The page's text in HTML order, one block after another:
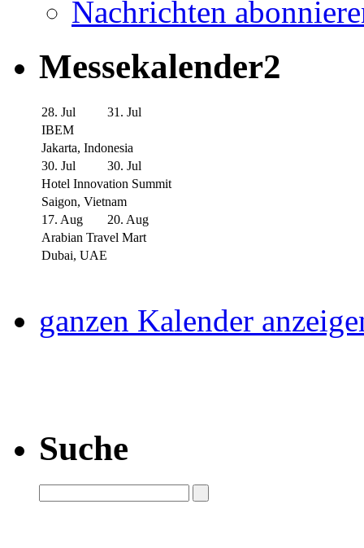
Nachrichten
Messekalender2
28. Jul
31. Jul
IBEM
Jakarta, Indonesia
30. Jul
30. Jul
Hotel Innovation Summit
Saigon, Vietnam
17. Aug
20. Aug
Arabian Travel Mart
Dubai, UAE
ganzen Kalender
Suche